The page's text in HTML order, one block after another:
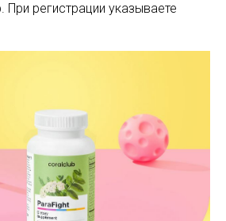
При регистрации указываете